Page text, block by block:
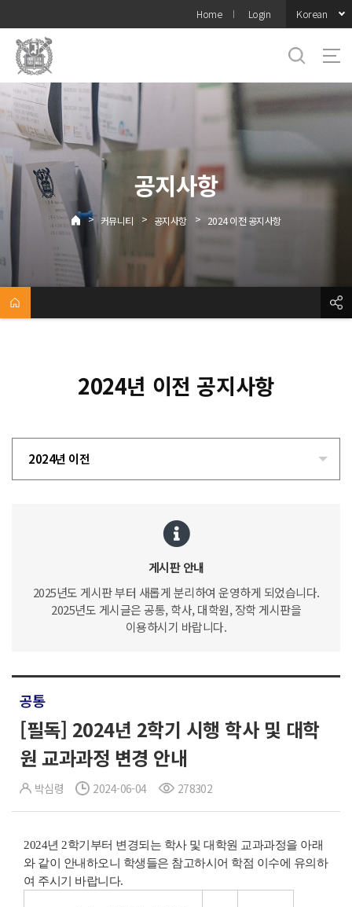
메뉴
Home Login Korean
공지사항
> 커뮤니티 > 공지사항 > 2024 이전 공지사항
2024년 이전 공지사항
2024년 이전
게시판 안내
2025년도 게시판 부터 새롭게 분리하여 운영하게 되었습니다.
2025년도 게시글은 공통, 학사, 대학원, 장학 게시판을
이용하시기 바랍니다.
공통
[필독] 2024년 2학기 시행 학사 및 대학
원 교과과정 변경 안내
박심령 2024-06-04 278302
2024년 2학기부터 변경되는 학사 및 대학원 교과과정을 아래
와 같이 안내하오니 학생들은 참고하시어 학점 이수에 유의하
여 주시기 바랍니다.